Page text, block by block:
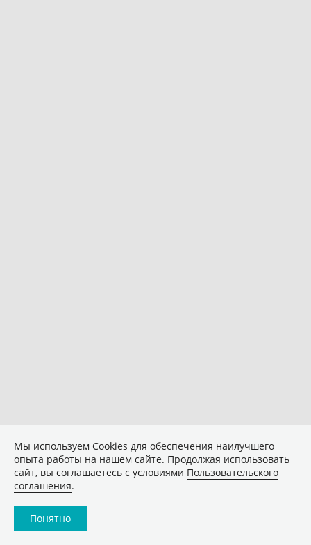
Мы используем Сookies для обеспечения наилучшего
опыта работы на нашем сайте. Продолжая использовать
сайт, вы соглашаетесь с условиями Пользовательского
соглашения.
Понятно